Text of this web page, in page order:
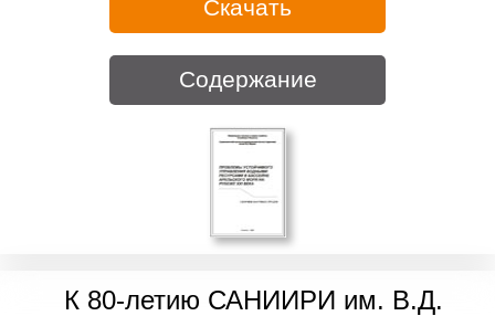
Скачать
Содержание
К 80-летию САНИИРИ им. В.Д.